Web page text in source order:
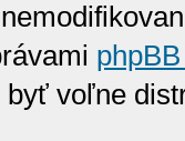
byť voľne